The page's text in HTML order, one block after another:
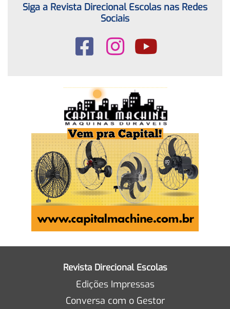
Siga a Revista Direcional Escolas nas Redes
Sociais
Revista Direcional Escolas
Edições Impressas
Conversa com o Gestor